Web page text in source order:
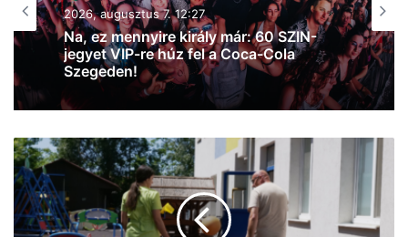
Szeged365 Kikapcs: fergeteges bulik,
borkóstoló, Wicked Week, oldtimerek az
Árkádban, kosárbajnokság és
egészségnap – mutatjuk a hétvége
legextrább programjait a Napfény
Városában!